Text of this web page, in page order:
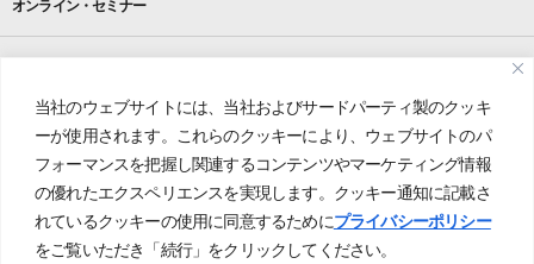
当社のウェブサイトには、当社およびサードパーティ製のクッキ
ーが使用されます。これらのクッキーにより、ウェブサイトのパ
フォーマンスを把握し関連するコンテンツやマーケティング情報
の優れたエクスペリエンスを実現します。クッキー通知に記載さ
れているクッキーの使用に同意するためにプライバシーポリシー
をご覧いただき「続行」をクリックしてください。
オンライン・セミナー
採用情報
お問い合わせ
プライバシーポリシー